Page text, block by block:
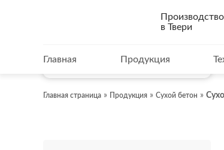
в Твери
Главная Продукция
Главная страница » Продукция » Сухой бетон »
с НДС